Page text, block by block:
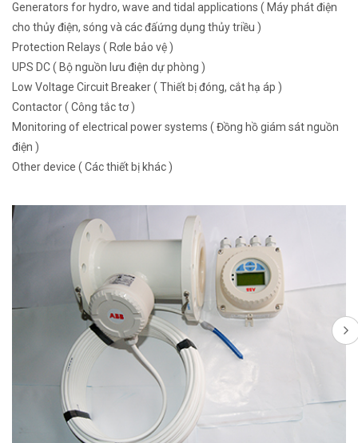
Generators for hydro, wave and tidal applications ( Máy phát điện
cho thủy điện, sóng và các đấứng dụng thủy triều )
Protection Relays ( Rơle bảo vệ )
UPS DC ( Bộ nguồn lưu điện dự phòng )
Low Voltage Circuit Breaker ( Thiết bị đóng, cắt hạ áp )
Contactor ( Công tắc tơ )
Monitoring of electrical power systems ( Đồng hồ giám sát nguồn
điện )
Other device ( Các thiết bị khác )